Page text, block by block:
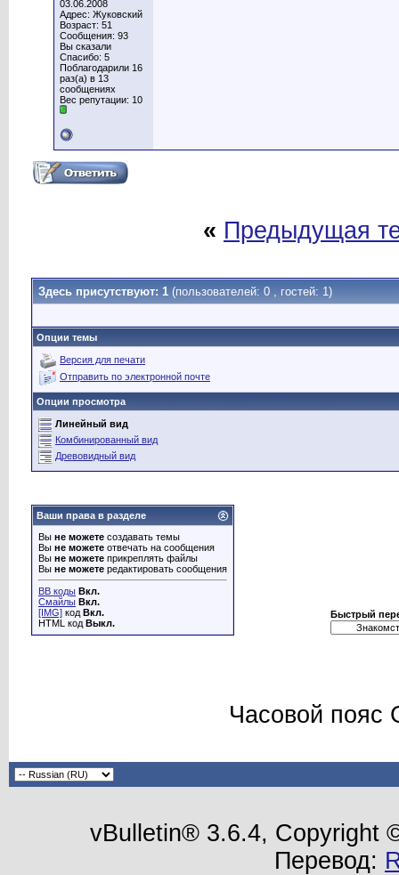
03.06.2008
Адрес: Жуковский
Возраст: 51
Сообщения: 93
Вы сказали
Спасибо: 5
Поблагодарили 16
раз(а) в 13
сообщениях
Вес репутации: 10
« Предыдущая
Здесь присутствуют: 1 (пользователей: 0 , гостей: 1)
Опции темы
Версия для печати
Отправить по электронной почте
Опции просмотра
Линейный вид
Комбинированный вид
Древовидный вид
Ваши права в разделе
Вы не можете создавать темы
Вы не можете отвечать на сообщения
Вы не можете прикреплять файлы
Вы не можете редактировать сообщения
BB коды Вкл.
Смайлы Вкл.
[IMG] код Вкл.
HTML код Выкл.
Быстрый
Часовой пояс
vBulletin® 3.6.4, Copyright
Перевод: